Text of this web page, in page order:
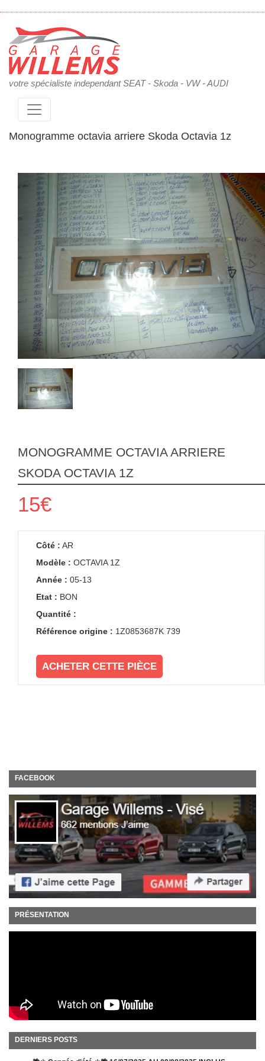
votre spécialiste independant SEAT - Skoda - VW - AUDI
Monogramme octavia arriere Skoda Octavia 1z
MONOGRAMME OCTAVIA ARRIERE
SKODA OCTAVIA 1Z
15€
Côté : AR
Modèle : OCTAVIA 1Z
Année : 05-13
Etat : BON
Quantité :
Référence origine : 1Z0853687K 739
ACHETER CETTE PIÈCE
FACEBOOK
PRÉSENTATION
DERNIERS POSTS